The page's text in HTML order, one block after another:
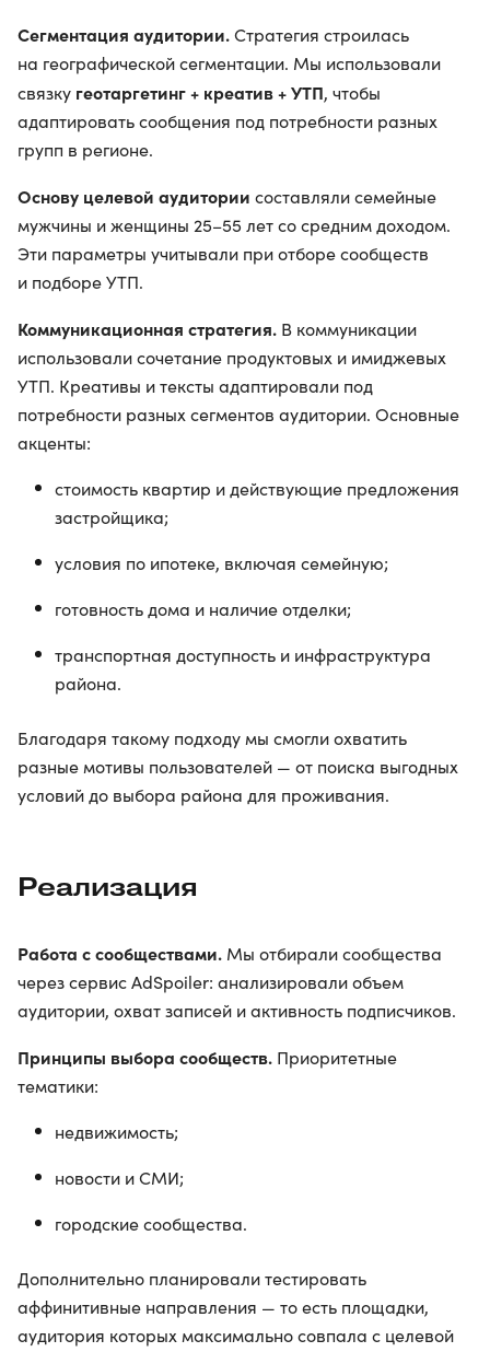
Сегментация аудитории.Стратегия строилась
на географической сегментации. Мы использовали
связку геотаргетинг + креатив + УТП, чтобы
адаптировать сообщения под потребности разных
групп в регионе.
Основу целевой аудитории составляли семейные
мужчины и женщины 25–55 лет со средним доходом.
Эти параметры учитывали при отборе сообществ
и подборе УТП.
Коммуникационная стратегия. В коммуникации
использовали сочетание продуктовых и имиджевых
УТП. Креативы и тексты адаптировали под
потребности разных сегментов аудитории. Основные
акценты:
стоимость квартир и действующие предложения
застройщика;
условия по ипотеке, включая семейную;
готовность дома и наличие отделки;
транспортная доступность и инфраструктура
района.
Благодаря такому подходу мы смогли охватить
разные мотивы пользователей — от поиска выгодных
условий до выбора района для проживания.
Реализация
Работа с сообществами. Мы отбирали сообщества
через сервис AdSpoiler: анализировали объем
аудитории, охват записей и активность подписчиков.
Принципы выбора сообществ. Приоритетные
тематики:
недвижимость;
новости и СМИ;
городские сообщества.
Дополнительно планировали тестировать
аффинитивные направления — то есть площадки,
аудитория которых максимально совпала с целевой